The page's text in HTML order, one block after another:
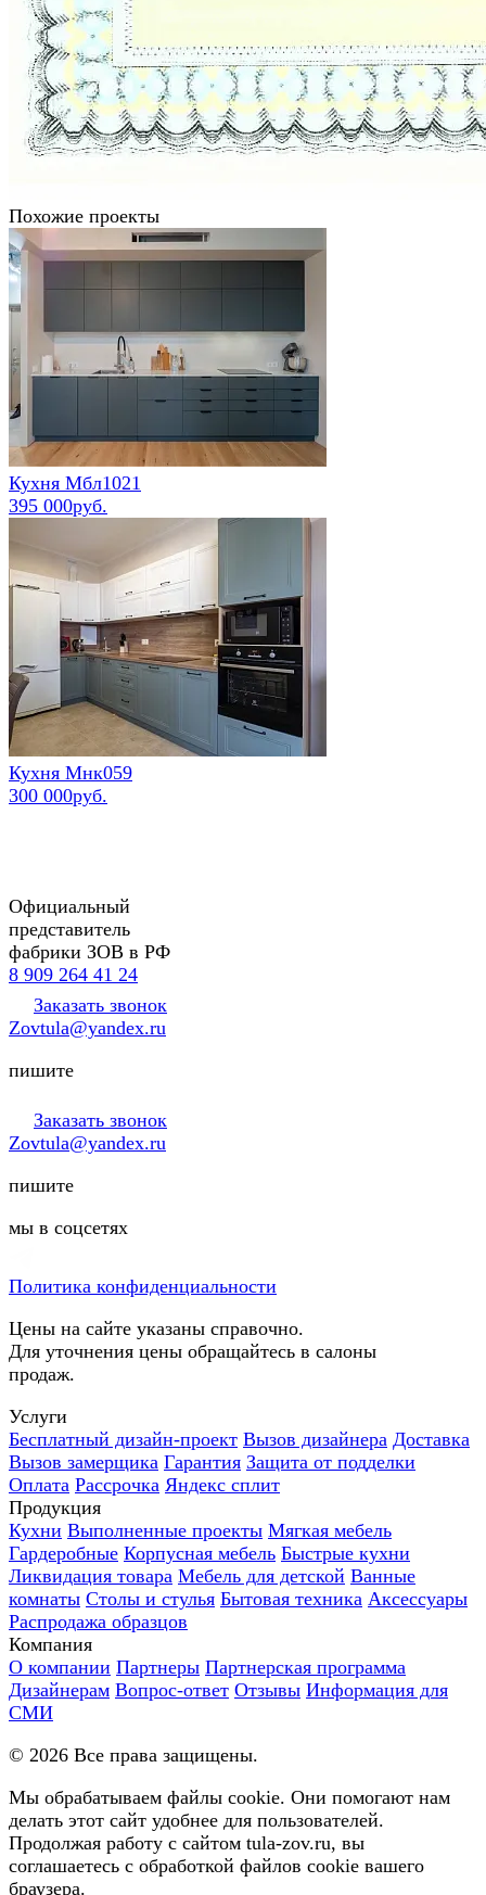
Похожие проекты
Кухня Мбл1021
395 000руб.
Кухня Мнк059
300 000руб.
Официальный
представитель
фабрики ЗОВ в РФ
8 909 264 41 24
Заказать звонок
Zovtula@yandex.ru
пишите
Заказать звонок
Zovtula@yandex.ru
пишите
мы в соцсетях
Политика конфиденциальности
Цены на сайте указаны справочно.
Для уточнения цены обращайтесь в салоны
продаж.
Услуги
Бесплатный дизайн-проект Вызов дизайнера Доставка
Вызов замерщика Гарантия Защита от подделки
Оплата Рассрочка Яндекс сплит
Продукция
Кухни Выполненные проекты Мягкая мебель
Гардеробные Корпусная мебель Быстрые кухни
Ликвидация товара Мебель для детской Ванные
комнаты Столы и стулья Бытовая техника Аксессуары
Распродажа образцов
Компания
О компании Партнеры Партнерская программа
Дизайнерам Вопрос-ответ Отзывы Информация для
СМИ
© 2026 Все права защищены.
Мы обрабатываем файлы cookie. Они помогают нам
делать этот сайт удобнее для пользователей.
Продолжая работу с сайтом tula-zov.ru, вы
соглашаетесь с обработкой файлов cookie вашего
браузера.